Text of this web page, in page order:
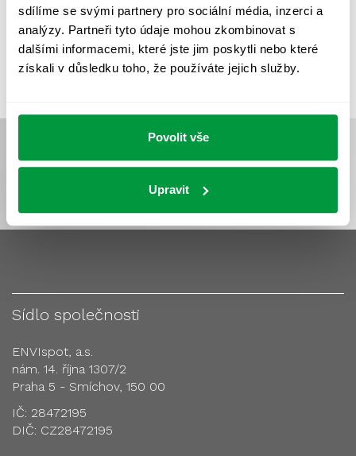
sdílíme se svými partnery pro sociální média, inzerci a
analýzy. Partneři tyto údaje mohou zkombinovat s
dalšími informacemi, které jste jim poskytli nebo které
získali v důsledku toho, že používáte jejich služby.
Povolit vše
Upravit
VÝPOČTY A NÁVRHY ZASTÍNĚNÍ
ZKOUŠKY NOUZOVÉHO OSVĚTLENÍ
Sídlo společnosti
ENVIspot, a.s.
nám. 14. října 1307/2
Praha 5 - Smíchov, 150 00
IČ: 28472195
DIČ: CZ28472195